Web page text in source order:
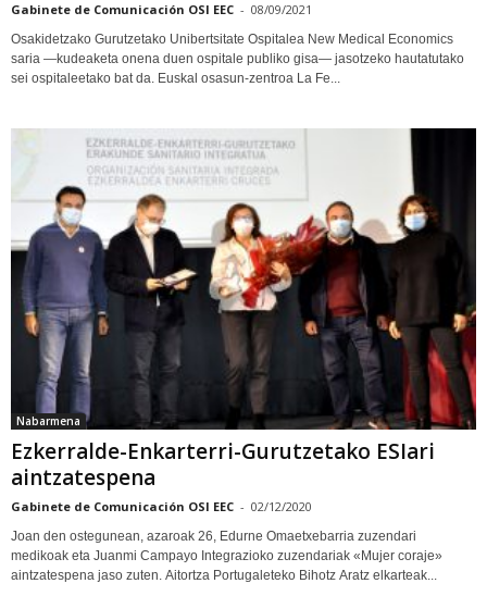
Gabinete de Comunicación OSI EEC - 08/09/2021
Osakidetzako Gurutzetako Unibertsitate Ospitalea New Medical Economics
saria —kudeaketa onena duen ospitale publiko gisa— jasotzeko hautatutako
sei ospitaleetako bat da. Euskal osasun-zentroa La Fe...
Nabarmena
Ezkerralde-Enkarterri-Gurutzetako ESIari
aintzatespena
Gabinete de Comunicación OSI EEC - 02/12/2020
Joan den ostegunean, azaroak 26, Edurne Omaetxebarria zuzendari
medikoak eta Juanmi Campayo Integrazioko zuzendariak «Mujer coraje»
aintzatespena jaso zuten. Aitortza Portugaleteko Bihotz Aratz elkarteak...